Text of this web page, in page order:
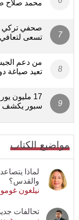
محمد صلاح
صحفي تركي
تسعى لتعافي
من دعم
تعيد صياغة
17 مليون
سبور يكشف
مواضيع الكتاب
لماذا
والقدس؟
نيلغون
تحالفات